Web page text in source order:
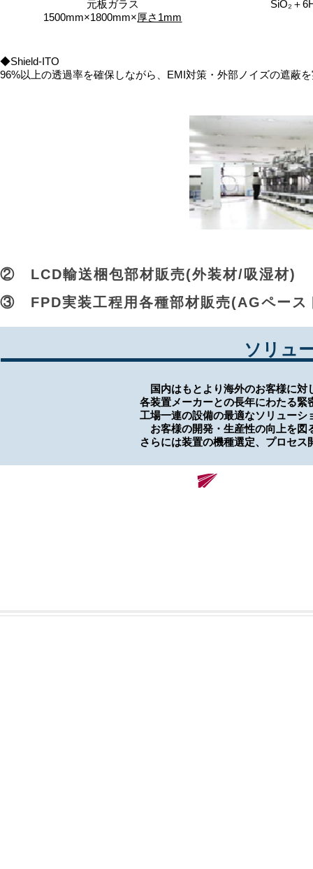
元板ガラス
1500mm×1800mm×厚さ1mm
SiO₂＋
◆Shield-ITO
96%以上の透過率を確保しながら、EMI対策・外部ノイズの遮蔽
② LCD輸送梱包部材販売(外装材/吸湿材)
③ FPD実装工程用各種部材販売(AGペース
ソリュ
国内はもとより海外のお客様に対
各装置メーカーとの長年にわたる
工場一連の設備の最適なソリューシ
お客様の開発・生産性の向上を図
さらには装置の機種選定、プロセ